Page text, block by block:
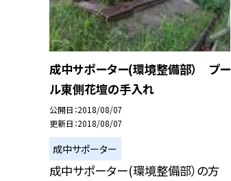
成中サポーター(環境整備部） プー
ル東側花壇の手入れ
公開日 2018/08/07
更新日 2018/08/07
成中サポーター
成中サポーター(環境整備部）の方